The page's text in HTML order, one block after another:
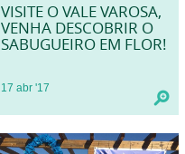
VISITE O VALE VAROSA,
VENHA DESCOBRIR O
SABUGUEIRO EM FLOR!
17 abr '17